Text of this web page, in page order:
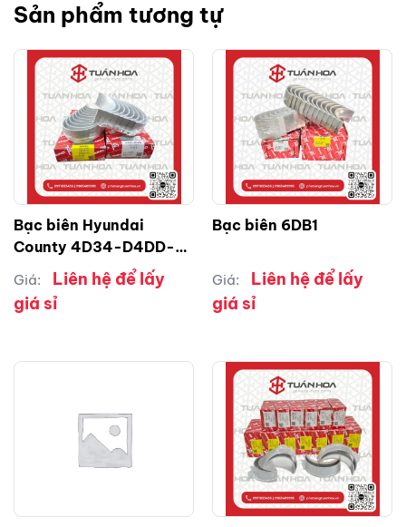
Sản phẩm tương tự
Bạc biên Hyundai
County 4D34-D4DD-
D4DB
Giá:
Liên hệ để lấy
giá sỉ
Bạc biên 6DB1
Giá:
Liên hệ để lấy
giá sỉ